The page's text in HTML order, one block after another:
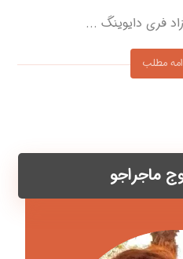
فری دایوینگ ...
مطلب
ماجراجو